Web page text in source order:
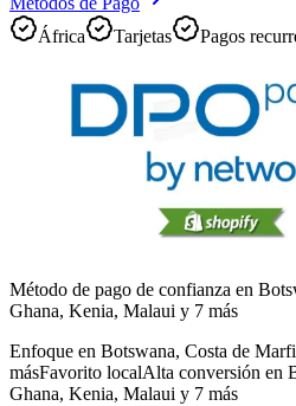
África
Tarjetas Pagos
Método de pago de confianza en
Ghana, Kenia, Malaui y 7 más
Enfoque en Botswana, Costa de
másFavorito localAlta conversión en
Ghana, Kenia, Malaui y 7 más